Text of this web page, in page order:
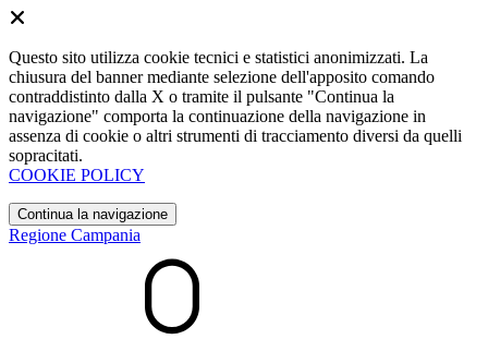
Questo sito utilizza cookie tecnici e statistici anonimizzati. La
chiusura del banner mediante selezione dell'apposito comando
contraddistinto dalla X o tramite il pulsante "Continua la
navigazione" comporta la continuazione della navigazione in
assenza di cookie o altri strumenti di tracciamento diversi da quelli
sopracitati.
COOKIE POLICY
Continua la navigazione
Regione Campania